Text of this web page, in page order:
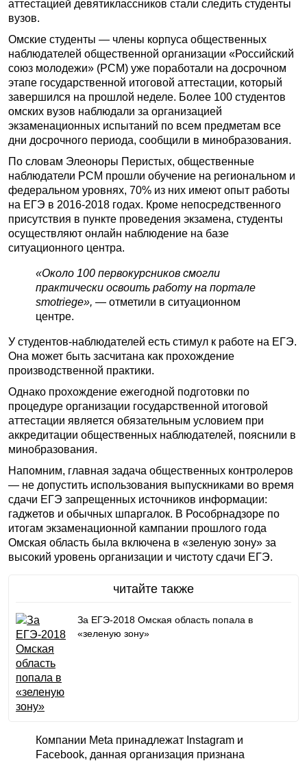
аттестацией девятиклассников стали следить студенты
вузов.
Омские студенты — члены корпуса общественных
наблюдателей общественной организации «Российский
союз молодежи» (РСМ) уже поработали на досрочном
этапе государственной итоговой аттестации, который
завершился на прошлой неделе. Более 100 студентов
омских вузов наблюдали за организацией
экзаменационных испытаний по всем предметам все
дни досрочного периода, сообщили в минобразования.
По словам Элеоноры Перистых, общественные
наблюдатели РСМ прошли обучение на региональном и
федеральном уровнях, 70% из них имеют опыт работы
на ЕГЭ в 2016-2018 годах. Кроме непосредственного
присутствия в пункте проведения экзамена, студенты
осуществляют онлайн наблюдение на базе
ситуационного центра.
«Около 100 первокурсников смогли
практически освоить работу на портале
smotriege», — отметили в ситуационном
центре.
У студентов-наблюдателей есть стимул к работе на ЕГЭ.
Она может быть засчитана как прохождение
производственной практики.
Однако прохождение ежегодной подготовки по
процедуре организации государственной итоговой
аттестации является обязательным условием при
аккредитации общественных наблюдателей, пояснили в
минобразования.
Напомним, главная задача общественных контролеров
— не допустить использования выпускниками во время
сдачи ЕГЭ запрещенных источников информации:
гаджетов и обычных шпаргалок. В Рособрнадзоре по
итогам экзаменационной кампании прошлого года
Омская область была включена в «зеленую зону» за
высокий уровень организации и чистоту сдачи ЕГЭ.
читайте также
За ЕГЭ-2018 Омская область попала в
«зеленую зону»
Компании Meta принадлежат Instagram и
Facebook, данная организация признана